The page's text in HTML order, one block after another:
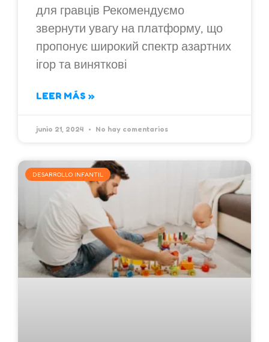
для гравців Рекомендуємо
звернути увагу на платформу, що
пропонує широкий спектр азартних
ігор та виняткові
LEER MÁS »
junio 21, 2024 No hay comentarios
DESARROLLO INFANTIL